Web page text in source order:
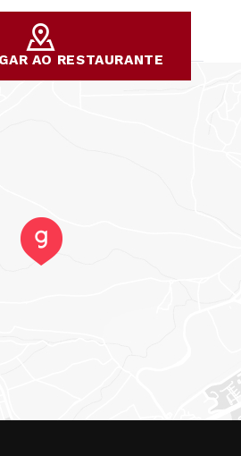
AO RESTAURANTE